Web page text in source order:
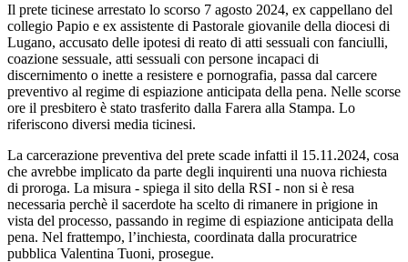
Il prete ticinese arrestato lo scorso 7 agosto 2024, ex cappellano del
collegio Papio e ex assistente di Pastorale giovanile della diocesi di
Lugano, accusato delle ipotesi di reato di atti sessuali con fanciulli,
coazione sessuale, atti sessuali con persone incapaci di
discernimento o inette a resistere e pornografia, passa dal carcere
preventivo al regime di espiazione anticipata della pena. Nelle scorse
ore il presbitero è stato trasferito dalla Farera alla Stampa. Lo
riferiscono diversi media ticinesi.
La carcerazione preventiva del prete scade infatti il 15.11.2024, cosa
che avrebbe implicato da parte degli inquirenti una nuova richiesta
di proroga. La misura - spiega il sito della RSI - non si è resa
necessaria perchè il sacerdote ha scelto di rimanere in prigione in
vista del processo, passando in regime di espiazione anticipata della
pena. Nel frattempo, l’inchiesta, coordinata dalla procuratrice
pubblica Valentina Tuoni, prosegue.